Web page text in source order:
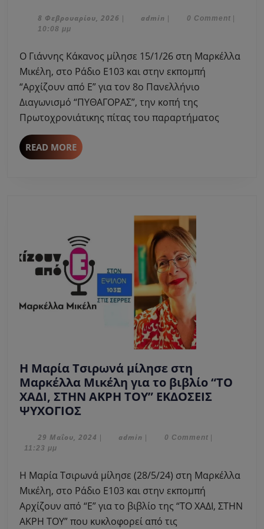
Κάκανος
Μαρκέλλα
Μικέλη
τους
προσεχείς
μαθητικούς
8 Φεβρουαρίου, 2026 8| admin admin
| 0 Comment |
10:08 μμ
O Γιάννης Κάκανος μίλησε 15/1/26 στη Μαρκέλλα
Μικέλη, στο Ράδιο Ε103 και στην εκπομπή
“Αρχίζουν από Ε” για τον 8ο Πανελλήνιο
Διαγωνισμό “ΠΥΘΑΓΟΡΑΣ”, την κοπή της
Πρωτοχρονιάτικης πίτας του παραρτήματος
READ MOREREAD
MORE
H Μαρία Τσιρωνά μίλησε στη
Μαρκέλλα Μικέλη για τo βιβλίο “ΤΟ
ΧΑΔΙ, ΣΤΗΝ ΑΚΡΗ ΤΟΥ” ΕΚΔΟΣΕΙΣ
ΨΥΧΟΓΙΟΣ
Τσιρωνά
Μαρκέλλα
Μικέλη
για
τo
29 Μαΐου, 2024 29| admin admin
| 0 Comment |
11:23 μμ
H Μαρία Τσιρωνά μίλησε (28/5/24) στη Μαρκέλλα
Μικέλη, στο Ράδιο Ε103 και στην εκπομπή
Αρχίζουν από “Ε” για τo βιβλίο της “ΤΟ ΧΑΔΙ, ΣΤΗΝ
ΑΚΡΗ ΤΟΥ” που κυκλοφορεί από τις